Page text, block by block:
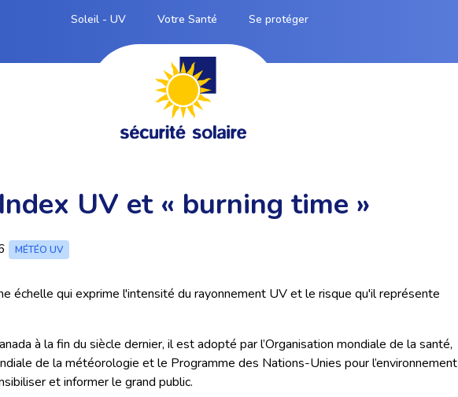
Soleil - UV Votre Santé
Se protéger
Index UV et « burning time »
MÉTÉO UV
échelle qui exprime l'intensité du rayonnement UV et le risque qu'il représente
à la fin du siècle dernier, il est adopté par l’Organisation mondiale de la santé,
de la météorologie et le Programme des Nations-Unies pour l’environnement
et informer le grand public.